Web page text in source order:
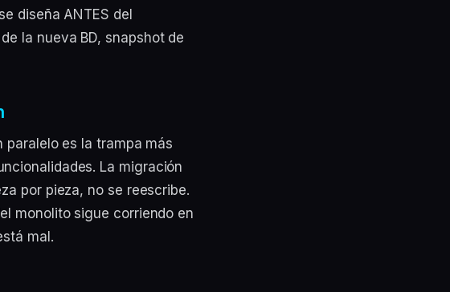
diseña ANTES del
la nueva BD, snapshot de
paralelo es la trampa más
La migración
por pieza, no se reescribe.
monolito sigue corriendo en
mal.